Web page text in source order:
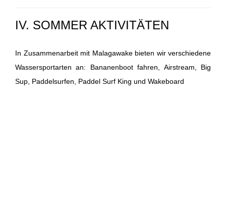
IV. SOMMER AKTIVITÄTEN
In Zusammenarbeit mit Malagawake bieten wir verschiedene
Wassersportarten an: Bananenboot fahren, Airstream, Big
Sup, Paddelsurfen, Paddel Surf King und Wakeboard